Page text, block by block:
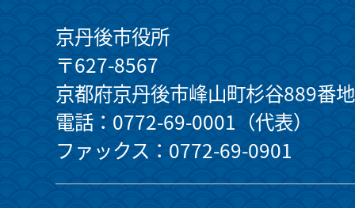
京丹後市役所
〒627-8567
京都府京丹後市峰山町杉谷889番地
電話：0772-69-0001（代表）
ファックス：0772-69-0901